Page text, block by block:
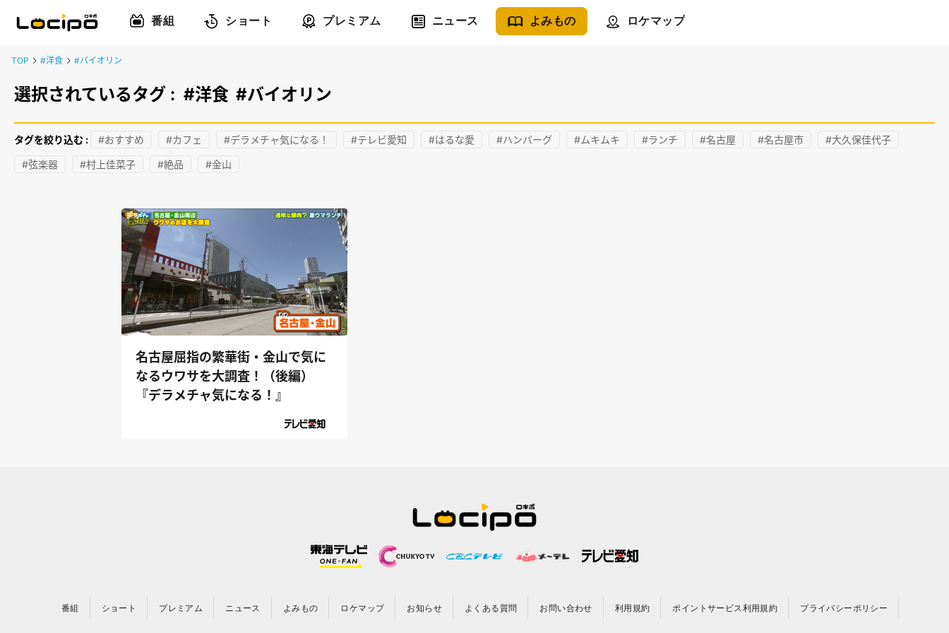
番組 ショート プレミアム ニュース よみもの ロケマップ
TOP #洋食 #バイオリン
選択されているタグ : #洋食 #バイオリン
タグを絞り込む : #おすすめ #カフェ #デラメチャ気になる！ #テレビ愛知 #はるな愛 #ハンバーグ #ムキムキ #ランチ #名古屋 #名古屋市 #大久保佳代子
#弦楽器 #村上佳菜子 #絶品 #金山
名古屋屈指の繁華街・金山で気に
なるウワサを大調査！（後編）
『デラメチャ気になる！』
番組 ショート プレミアム ニュース よみもの ロケマップ お知らせ よくある質問 お問い合わせ 利用規約 ポイントサービス利用規約 プライバシーポリシー